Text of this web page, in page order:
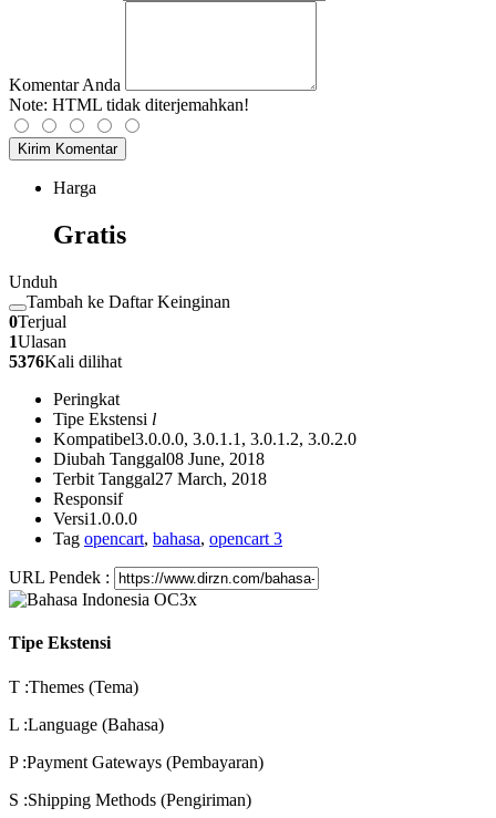
Komentar Anda
Note: HTML tidak diterjemahkan!
Kirim Komentar
Harga
Gratis
Unduh
Tambah ke Daftar Keinginan
0Terjual
1Ulasan
5376Kali dilihat
Peringkat
Tipe Ekstensi l
Kompatibel3.0.0.0, 3.0.1.1, 3.0.1.2, 3.0.2.0
Diubah Tanggal08 June, 2018
Terbit Tanggal27 March, 2018
Responsif
Versi1.0.0.0
Tag opencart, bahasa, opencart 3
URL Pendek :
Tipe Ekstensi
T :Themes (Tema)
L :Language (Bahasa)
P :Payment Gateways (Pembayaran)
S :Shipping Methods (Pengiriman)